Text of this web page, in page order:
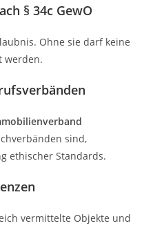
§ 34c GewO
Ohne sie darf keine
werden.
sind,
ethischer Standards.
vermittelte Objekte und